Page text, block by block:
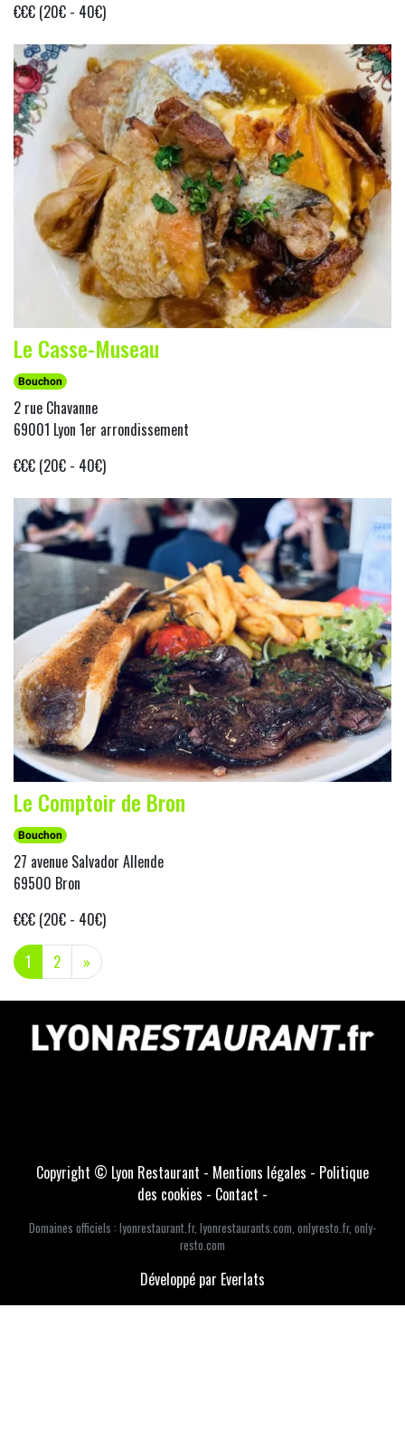
€€€ (20€ - 40€)
Le Casse-Museau
Bouchon
2 rue Chavanne
69001 Lyon 1er arrondissement
€€€ (20€ - 40€)
Le Comptoir de Bron
Bouchon
27 avenue Salvador Allende
69500 Bron
€€€ (20€ - 40€)
1 (current)
2 »
Copyright © Lyon Restaurant - Mentions légales - Politique
des cookies - Contact -
Domaines officiels : lyonrestaurant.fr, lyonrestaurants.com, onlyresto.fr, only-
resto.com
Développé par Everlats